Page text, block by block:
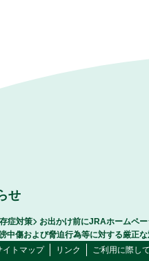
せ
症対策
お出かけ前にJRAホームペ
中傷および脅迫行為等に対する厳正
イトマップ リンク ご利用に際し